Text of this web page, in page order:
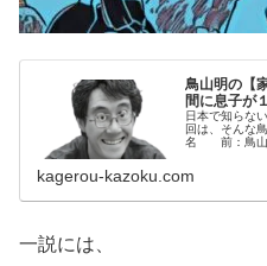
鳥山明の【
間に息子が
日本で知らな
回は、そんな
名 前：鳥山
kagerou-kazoku.com
一説には、